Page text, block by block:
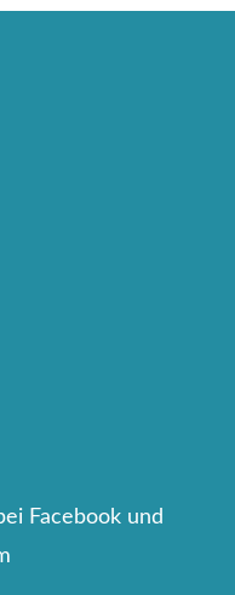
Facebook und